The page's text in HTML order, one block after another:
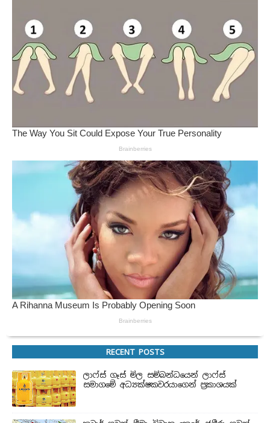
RECENT POSTS
ලාෆ්ස් ගෑස් මිල සම්බන්ධයෙන් ලාෆ්ස්
සමාගමේ අධ්‍යක්ෂකවරයාගෙන් ප්‍රකාශයක්